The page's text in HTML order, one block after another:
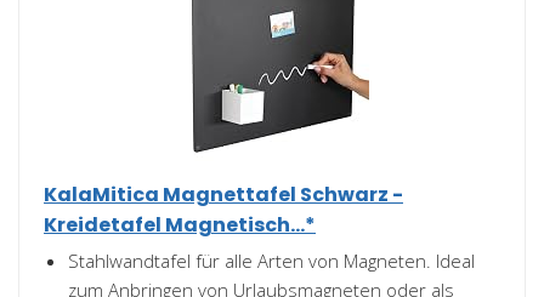
KalaMitica Magnettafel Schwarz -
Kreidetafel Magnetisch...*
Stahlwandtafel für alle Arten von Magneten. Ideal
zum Anbringen von Urlaubsmagneten oder als